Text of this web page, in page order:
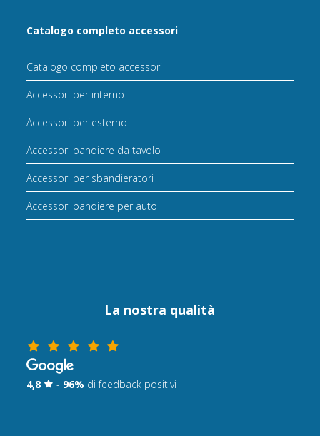
Catalogo completo accessori
Catalogo completo accessori
Accessori per interno
Accessori per esterno
Accessori bandiere da tavolo
Accessori per sbandieratori
Accessori bandiere per auto
La nostra qualità
4,8 - 96% di feedback positivi